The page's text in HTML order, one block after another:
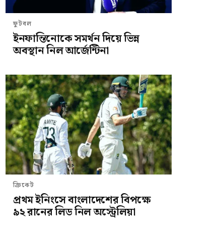
ফুটবল
ইনফান্তিনোকে সমর্থন দিয়ে ভিন্ন
অবস্থান নিল আর্জেন্টিনা
ক্রিকেট
প্রথম ইনিংসে বাংলাদেশের বিপক্ষে
৯২ রানের লিড নিল অস্ট্রেলিয়া